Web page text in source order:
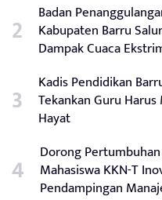
Badan
Kabupaten Barru
Dampak Cuaca
Kadis Pendidikan
Tekankan Guru
Hayat
Dorong
Mahasiswa KKN-T
Pendampingan